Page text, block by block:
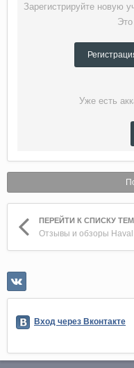
Зарегистрируйте новую
Уже есть
ПЕРЕЙТИ К СПИСКУ ТЕМ
Отзывы и обзоры Haval
Вход через Вконтакте